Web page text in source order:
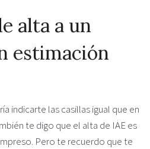
alta a un
estimación
indicarte las casillas igual que en
te digo que el alta de IAE es
Pero te recuerdo que te